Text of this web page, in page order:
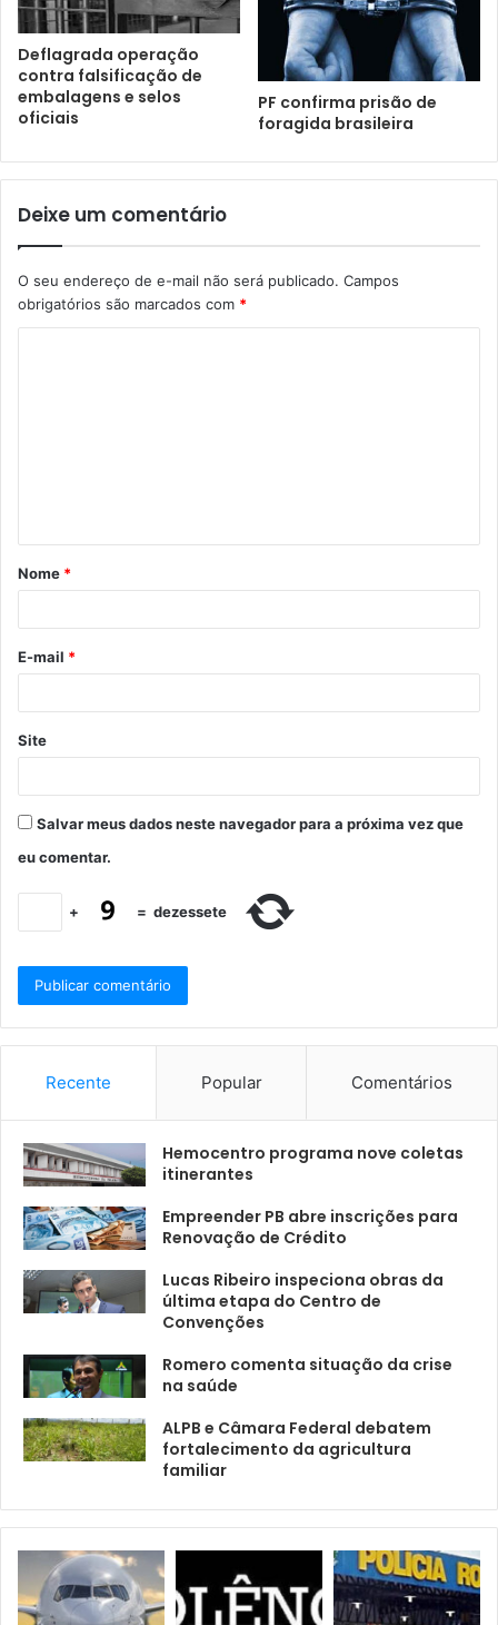
Deflagrada operação
contra falsificação de
embalagens e selos
oficiais
PF confirma prisão de
foragida brasileira
Deixe um comentário
O seu endereço de e-mail não será publicado. Campos
obrigatórios são marcados com *
Nome *
E-mail *
Site
Salvar meus dados neste navegador para a próxima vez que
eu comentar.
+ = dezessete
Recente Popular Comentários
Hemocentro programa nove coletas
itinerantes
Empreender PB abre inscrições para
Renovação de Crédito
Lucas Ribeiro inspeciona obras da
última etapa do Centro de
Convenções
Romero comenta situação da crise
na saúde
ALPB e Câmara Federal debatem
fortalecimento da agricultura
familiar